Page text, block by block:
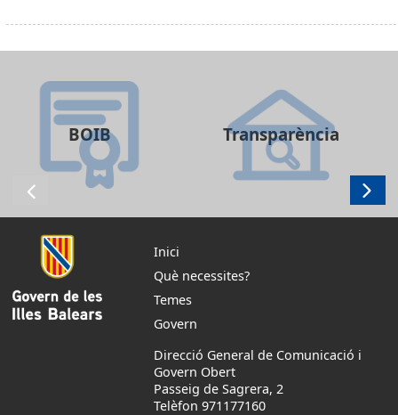
BOIB Transparència
Inici
Què necessites?
Temes
Govern
Direcció General de Comunicació i
Govern Obert
Passeig de Sagrera, 2
Telèfon 971177160